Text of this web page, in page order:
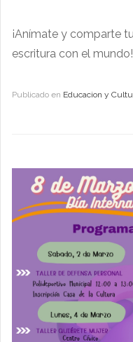
¡Anímate y comparte
escritura con el mundo!
Publicado en Educacion y